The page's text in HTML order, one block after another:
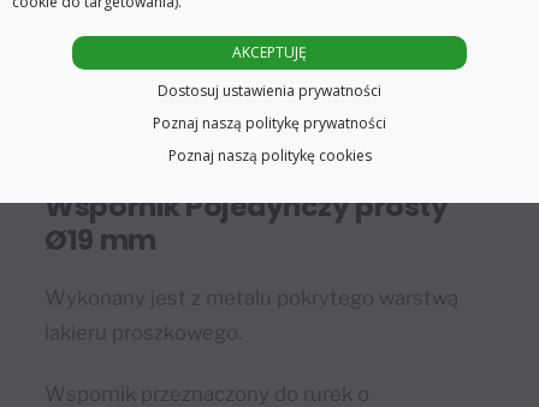
Wspornik Pojedynczy prosty
Ø19 mm
Wykonany jest z metalu pokrytego warstwą
lakieru proszkowego.
Wspornik przeznaczony do rurek o
AKCEPTUJĘ
Dostosuj ustawienia prywatności
Poznaj naszą politykę prywatności
Poznaj naszą politykę cookies